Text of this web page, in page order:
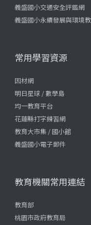
義盛國小交通安全評鑑網
義盛國小永續發展與環境
常用學習資源
因材網
明日星球 / 數學島
均一教育平台
花蓮縣打字練習網
教育大市集 / 國小館
義盛國小電子郵件
教育機關常用連結
教育部
桃園市政府教育局